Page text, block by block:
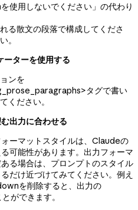
使用しないでください」の代わり
る散文の段落で構成してくださ
。
ターを使用する
ンを
タグで書い
ください。
出力に合わせる
ーマットスタイルは、Claudeの
可能性があります。出力フォーマ
る場合は、プロンプトのスタイル
だけ近づけてみてください。例え
を削除すると、出力の
ができます。